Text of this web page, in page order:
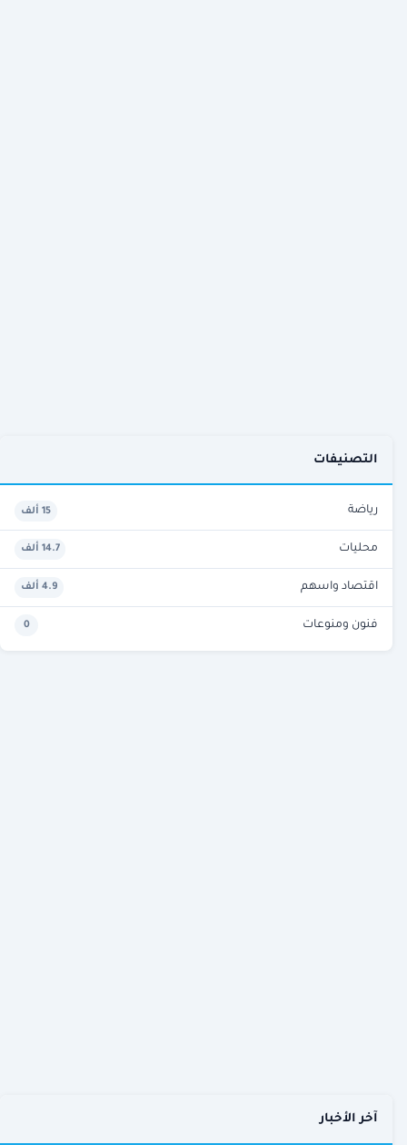
التصنيفات
رياضة 15 ألف
محليات 14.7 ألف
اقتصاد واسهم 4.9 ألف
فنون ومنوعات 0
آخر الأخبار